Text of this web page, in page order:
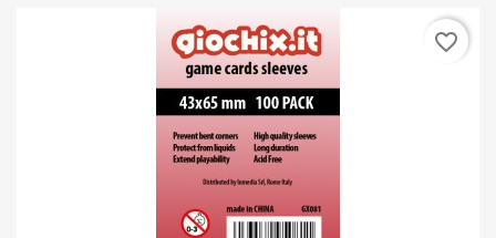
favorite_border